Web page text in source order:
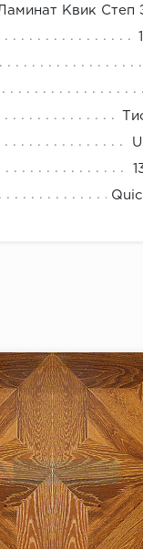
Квик Степ